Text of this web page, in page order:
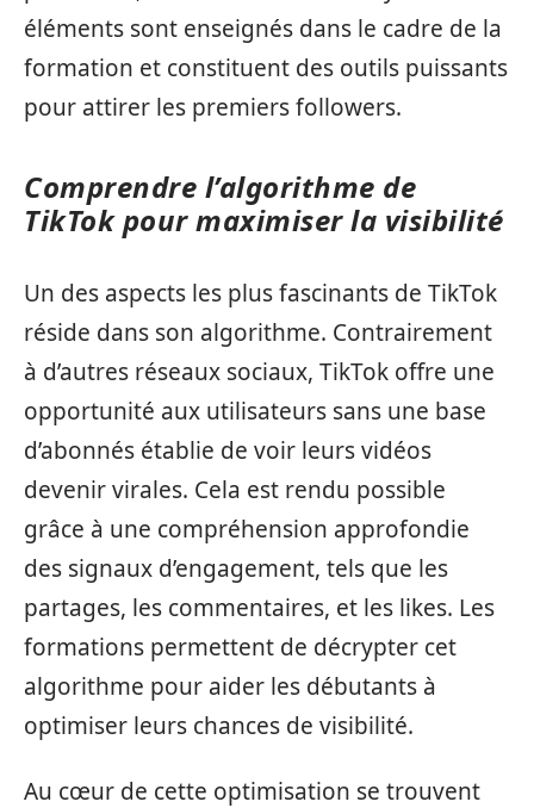
éléments sont enseignés dans le cadre de la
formation et constituent des outils puissants
pour attirer les premiers followers.
Comprendre l’algorithme de
TikTok pour maximiser la visibilité
Un des aspects les plus fascinants de TikTok
réside dans son algorithme. Contrairement
à d’autres réseaux sociaux, TikTok offre une
opportunité aux utilisateurs sans une base
d’abonnés établie de voir leurs vidéos
devenir virales. Cela est rendu possible
grâce à une compréhension approfondie
des signaux d’engagement, tels que les
partages, les commentaires, et les likes. Les
formations permettent de décrypter cet
algorithme pour aider les débutants à
optimiser leurs chances de visibilité.
Au cœur de cette optimisation se trouvent